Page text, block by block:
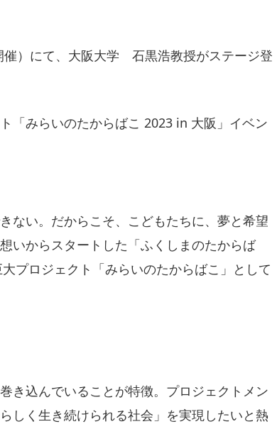
催）にて、大阪大学 石黒浩教授がステージ登
「みらいのたからばこ 2023 in 大阪」イベン
ない。だからこそ、こどもたちに、夢と希望
いからスタートした「ふくしまのたからば
プロジェクト「みらいのたからばこ」として
き込んでいることが特徴。プロジェクトメン
しく生き続けられる社会」を実現したいと熱